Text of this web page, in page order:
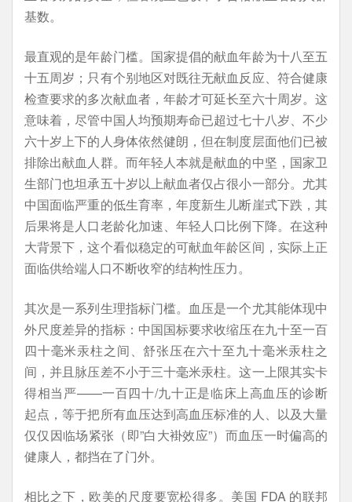
基数。
最直观的是年龄门槛。国家提倡的献血年龄为十八至五
十五周岁；只有个别地区对既往无献血反应、符合健康
检查要求的多次献血者，年龄才可延长至六十周岁。这
意味着，尽管中国人均预期寿命已超过七十八岁、不少
六十岁上下的人身体依然健朗，但在制度层面他们已被
排除出献血人群。而年轻人本就是献血的中坚，国家卫
生部门也坦承五十岁以上献血者仅占很小一部分。尤其
中国面临严重的低生育率，年度新生儿断崖式下跌，其
后果将是人口老龄化加速、年轻人口比例下降。在这种
大背景下，这个看似稳定的可献血年龄区间，实际上正
面临供给端人口不断收窄的结构性压力。
其次是一系列生理指标门槛。血压是一个尤其能体现中
外尺度差异的指标：中国国标要求收缩压在九十至一百
四十毫米汞柱之间、舒张压在六十至九十毫米汞柱之
间，并且脉压差不小于三十毫米汞柱。这一上限其实卡
得相当严——一百四十/九十正是临床上高血压的诊断
起点，等于把所有血压达到高血压标准的人、以及大量
仅仅因临场紧张（即”白大褂效应”）而血压一时偏高的
健康人，都挡在了门外。
相比之下，欧美的尺度要宽松得多。美国 FDA 的联邦